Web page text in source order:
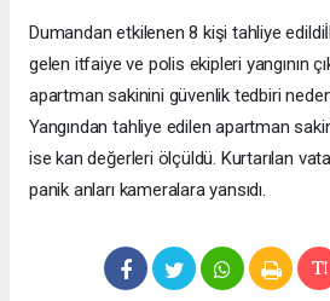
Dumandan etkilenen 8 kişi tahliye
gelen itfaiye ve polis ekipleri yangının
apartman sakinini güvenlik tedbiri
Yangından tahliye edilen apartman
ise kan değerleri ölçüldü. Kurtarılan
panik anları kameralara yansıdı.